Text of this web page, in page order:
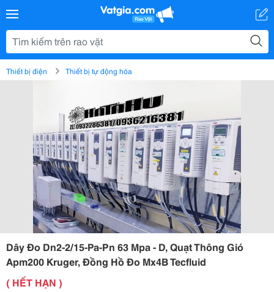
Thiết bị điện Thiết bị tự động hóa
Dây Đo Dn2-2/15-Pa-Pn 63 Mpa - D, Quạt Thông Gió
Apm200 Kruger, Đồng Hồ Đo Mx4B Tecfluid
( HẾT HẠN )